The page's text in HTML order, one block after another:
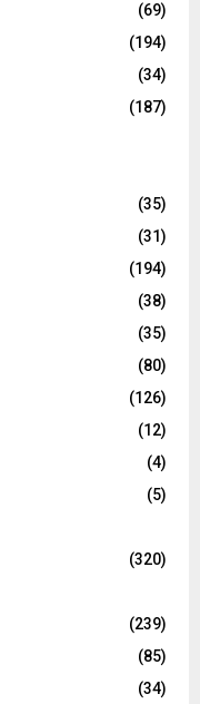
(69)
(194)
(34)
(187)
(35)
(31)
(194)
(38)
(35)
(80)
(126)
(12)
(4)
(5)
(320)
(239)
(85)
(34)